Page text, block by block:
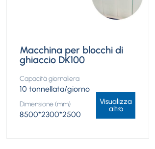
Macchina per blocchi di
ghiaccio DK100
Capacità giornaliera
10 tonnellata/giorno
Dimensione (mm)
8500*2300*2500
Visualizza
altro